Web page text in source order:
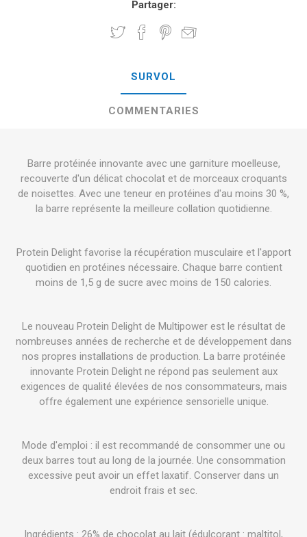
Partager:
SURVOL
COMMENTARIES
Barre protéinée innovante avec une garniture moelleuse,
recouverte d'un délicat chocolat et de morceaux croquants
de noisettes. Avec une teneur en protéines d'au moins 30 %,
la barre représente la meilleure collation quotidienne.
Protein Delight favorise la récupération musculaire et l'apport
quotidien en protéines nécessaire. Chaque barre contient
moins de 1,5 g de sucre avec moins de 150 calories.
Le nouveau Protein Delight de Multipower est le résultat de
nombreuses années de recherche et de développement dans
nos propres installations de production. La barre protéinée
innovante Protein Delight ne répond pas seulement aux
exigences de qualité élevées de nos consommateurs, mais
offre également une expérience sensorielle unique.
Mode d'emploi : il est recommandé de consommer une ou
deux barres tout au long de la journée. Une consommation
excessive peut avoir un effet laxatif. Conserver dans un
endroit frais et sec.
Ingrédients : 26% de chocolat au lait (édulcorant : maltitol,